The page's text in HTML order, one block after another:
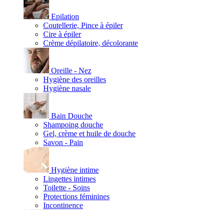
Epilation
Coutellerie, Pince à épiler
Cire à épiler
Crème dépilatoire, décolorante
Oreille - Nez
Hygiène des oreilles
Hygiène nasale
Bain Douche
Shampoing douche
Gel, crème et huile de douche
Savon - Pain
Hygiène intime
Lingettes intimes
Toilette - Soins
Protections féminines
Incontinence